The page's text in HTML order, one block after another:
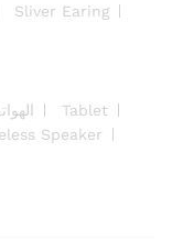
Sliver Earing
Tablet
Speaker